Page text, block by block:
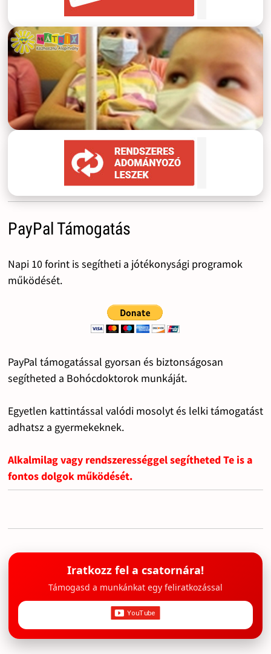
PayPal Támogatás
Napi 10 forint is segítheti a jótékonysági programok
működését.
PayPal támogatással gyorsan és biztonságosan
segítheted a Bohócdoktorok munkáját.
Egyetlen kattintással valódi mosolyt és lelki támogatást
adhatsz a gyermekeknek.
Alkalmilag vagy rendszerességgel segítheted Te is a
fontos dolgok működését.
Iratkozz fel a csatornára!
Támogasd a munkánkat egy feliratkozással